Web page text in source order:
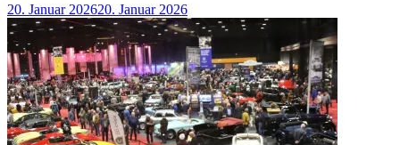
20. Januar 202620. Januar 2026